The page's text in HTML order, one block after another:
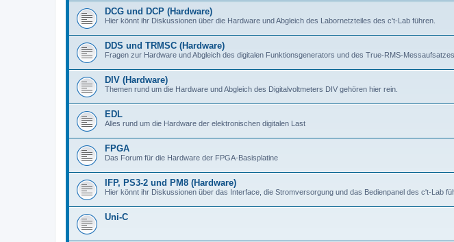
DCG und DCP (Hardware)
Hier könnt ihr Diskussionen über die Hardware und Abgleich des Labornetzteiles des c't-Lab führen.
DDS und TRMSC (Hardware)
Fragen zur Hardware und Abgleich des digitalen Funktionsgenerators und des True-RMS-
DIV (Hardware)
Themen rund um die Hardware und Abgleich des Digitalvoltmeters DIV gehören hier rein.
EDL
Alles rund um die Hardware der elektronischen digitalen Last
FPGA
Das Forum für die Hardware der FPGA-Basisplatine
IFP, PS3-2 und PM8 (Hardware)
Hier könnt ihr Diskussionen über das Interface, die Stromversorgung und das Bedienpanel des c't-Lab
Uni-C